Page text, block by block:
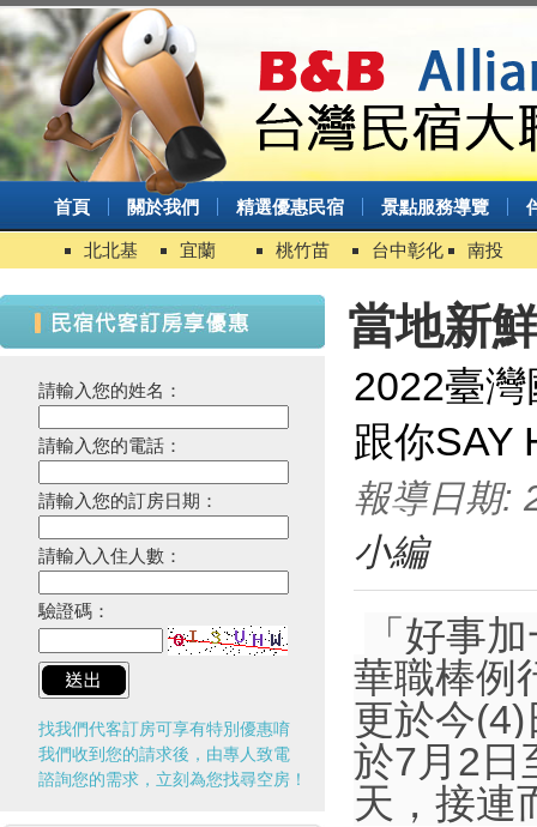
首頁 關於我們 精選優惠民宿 景點服務導覽
北北基 宜蘭 桃竹苗 台中彰化 南投
請輸入您的姓名：
請輸入您的電話：
請輸入您的訂房日期：
請輸入入住人數：
驗證碼：
找我們代客訂房可享有特別優惠唷
我們收到您的請求後，由專人致電
諮詢您的需求，立刻為您找尋空房！
當地新
2022臺
跟你SAY
報導日期:
小編
「好事
華職棒例
更於今
於7月2日
天，接連